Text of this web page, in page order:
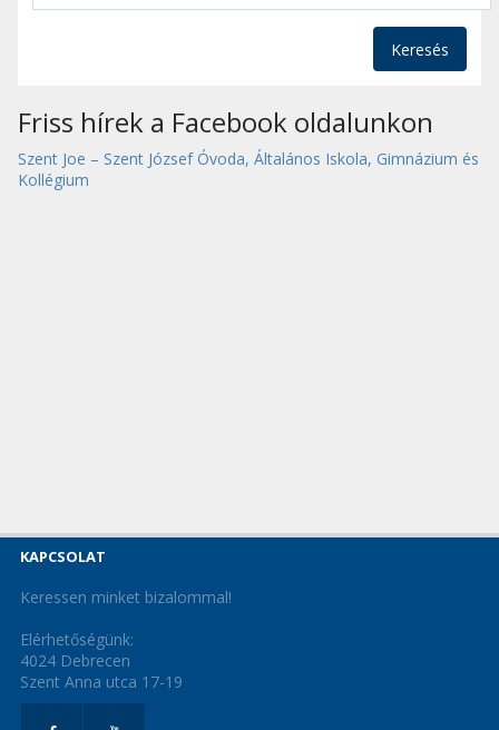
Keresés
Friss hírek a Facebook oldalunkon
Szent Joe – Szent József Óvoda, Általános Iskola, Gimnázium és
Kollégium
KAPCSOLAT
Keressen minket bizalommal!
Elérhetőségünk:
4024 Debrecen
Szent Anna utca 17-19